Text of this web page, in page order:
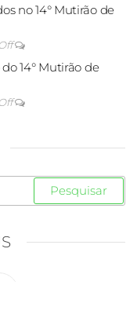
no 14° Mutirão de
14° Mutirão de